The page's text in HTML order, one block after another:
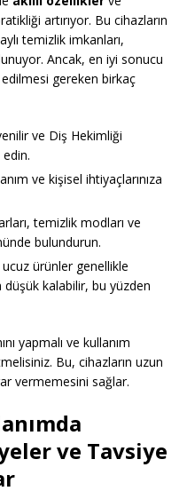
artırıyor. Bu cihazların
temizlik imkanları,
Ancak, en iyi sonucu
gereken birkaç
ve Diş Hekimliği
ve kişisel ihtiyaçlarınıza
temizlik modları ve
bulundurun.
ucuz ürünler genellikle
düşük kalabilir, bu yüzden
yapmalı ve kullanım
Bu, cihazların uzun
vermemesini sağlar.
ve Tavsiye